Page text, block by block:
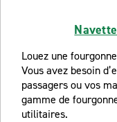
Louez une
Vous avez besoin
passagers ou vos
gamme de
utilitaires.